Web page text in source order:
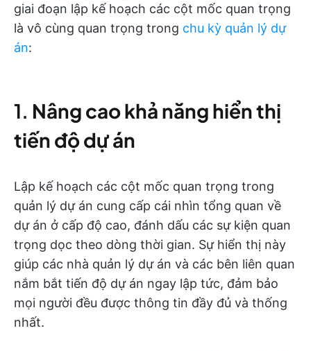
giai đoạn lập kế hoạch các cột mốc quan trọng
là vô cùng quan trọng trong chu kỳ quản lý dự
án:
1. Nâng cao khả năng hiển thị
tiến độ dự án
Lập kế hoạch các cột mốc quan trọng trong
quản lý dự án cung cấp cái nhìn tổng quan về
dự án ở cấp độ cao, đánh dấu các sự kiện quan
trọng dọc theo dòng thời gian. Sự hiển thị này
giúp các nhà quản lý dự án và các bên liên quan
nắm bắt tiến độ dự án ngay lập tức, đảm bảo
mọi người đều được thông tin đầy đủ và thống
nhất.